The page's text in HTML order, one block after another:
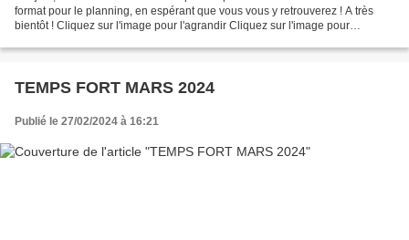
format pour le planning, en espérant que vous vous y retrouverez ! A très
bientôt ! Cliquez sur l'image pour l'agrandir Cliquez sur l'image pour
TEMPS FORT MARS 2024
Publié le 27/02/2024 à 16:21